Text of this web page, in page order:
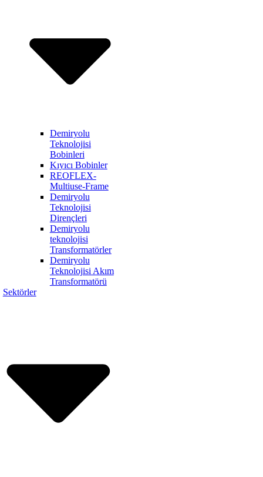
Demiryolu
Teknolojisi
Bobinleri
Kıyıcı Bobinler
REOFLEX-
Multiuse-Frame
Demiryolu
Teknolojisi
Dirençleri
Demiryolu
teknolojisi
Transformatörler
Demiryolu
Teknolojisi Akım
Transformatörü
Sektörler